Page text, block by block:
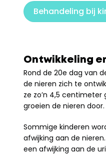
Behandeling bij
Ontwikkeling
Rond de 20e dag van
de nieren zich te
ze zo’n 4,5
groeien de nieren door.
Sommige kinderen
afwijking aan de
een afwijking aan de